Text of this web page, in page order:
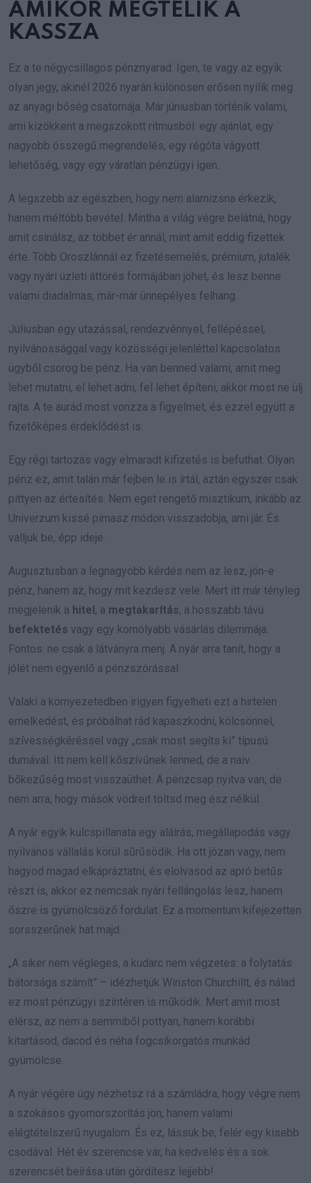
AMIKOR MEGTELIK A
KASSZA
Ez a te négycsillagos pénznyarad. Igen, te vagy az egyik
olyan jegy, akinél 2026 nyarán különösen erősen nyílik meg
az anyagi bőség csatornája. Már júniusban történik valami,
ami kizökkent a megszokott ritmusból: egy ajánlat, egy
nagyobb összegű megrendelés, egy régóta vágyott
lehetőség, vagy egy váratlan pénzügyi igen.
A legszebb az egészben, hogy nem alamizsna érkezik,
hanem méltóbb bevétel. Mintha a világ végre belátná, hogy
amit csinálsz, az többet ér annál, mint amit eddig fizettek
érte. Több Oroszlánnál ez fizetésemelés, prémium, jutalék
vagy nyári üzleti áttörés formájában jöhet, és lesz benne
valami diadalmas, már-már ünnepélyes felhang.
Júliusban egy utazással, rendezvénnyel, fellépéssel,
nyilvánossággal vagy közösségi jelenléttel kapcsolatos
ügyből csorog be pénz. Ha van benned valami, amit meg
lehet mutatni, el lehet adni, fel lehet építeni, akkor most ne ülj
rajta. A te aurád most vonzza a figyelmet, és ezzel együtt a
fizetőképes érdeklődést is.
Egy régi tartozás vagy elmaradt kifizetés is befuthat. Olyan
pénz ez, amit talán már fejben le is írtál, aztán egyszer csak
pittyen az értesítés. Nem eget rengető misztikum, inkább az
Univerzum kissé pimasz módon visszadobja, ami jár. És
valljuk be, épp ideje.
Augusztusban a legnagyobb kérdés nem az lesz, jön-e
pénz, hanem az, hogy mit kezdesz vele. Mert itt már tényleg
megjelenik a hitel, a megtakarítás, a hosszabb távú
befektetés vagy egy komolyabb vásárlás dilemmája.
Fontos: ne csak a látványra menj. A nyár arra tanít, hogy a
jólét nem egyenlő a pénzszórással.
Valaki a környezetedben irigyen figyelheti ezt a hirtelen
emelkedést, és próbálhat rád kapaszkodni, kölcsönnel,
szívességkéréssel vagy „csak most segíts ki” típusú
dumával. Itt nem kell kőszívűnek lenned, de a naiv
bőkezűség most visszaüthet. A pénzcsap nyitva van, de
nem arra, hogy mások vödreit töltsd meg ész nélkül.
A nyár egyik kulcspillanata egy aláírás, megállapodás vagy
nyilvános vállalás körül sűrűsödik. Ha ott józan vagy, nem
hagyod magad elkápráztatni, és elolvasod az apró betűs
részt is, akkor ez nemcsak nyári fellángolás lesz, hanem
őszre is gyümölcsöző fordulat. Ez a momentum kifejezetten
sorsszerűnek hat majd.
„A siker nem végleges, a kudarc nem végzetes: a folytatás
bátorsága számít” – idézhetjük Winston Churchillt, és nálad
ez most pénzügyi színtéren is működik. Mert amit most
elérsz, az nem a semmiből pottyan, hanem korábbi
kitartásod, dacod és néha fogcsikorgatós munkád
gyümölcse.
A nyár végére úgy nézhetsz rá a számládra, hogy végre nem
a szokásos gyomorszorítás jön, hanem valami
elégtételszerű nyugalom. És ez, lássuk be, felér egy kisebb
csodával. Hét év szerencse vár, ha kedvelés és a sok
szerencsét beírása után gördítesz lejjebb!